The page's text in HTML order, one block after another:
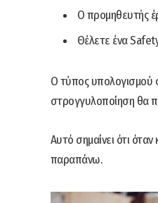
Ο προμηθευτής
Θέλετε ένα
Ο τύπος υπολογισμού
στρογγυλοποίηση θα
Αυτό σημαίνει ότι
παραπάνω.